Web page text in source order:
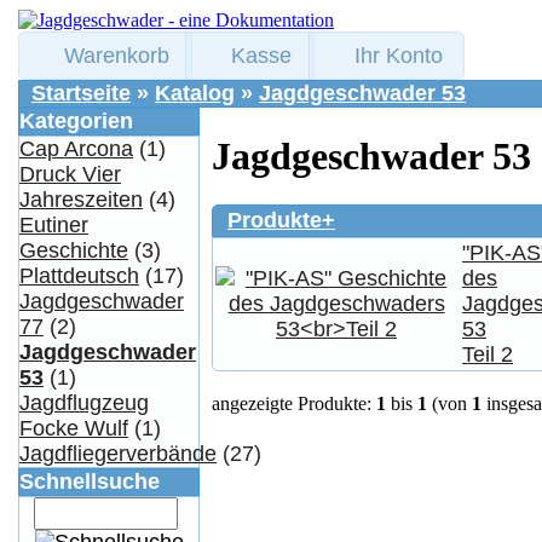
Warenkorb Kasse
Ihr Konto
Startseite » Katalog » Jagdgeschwader 53
Jagdgeschwader 53
Produkte+
"PIK-
des
53
Teil 2
angezeigte Produkte: 1 bis 1 (von 1
Kategorien
Cap Arcona (1)
Druck Vier
Jahreszeiten (4)
Eutiner
Geschichte (3)
Plattdeutsch (17)
Jagdgeschwader
77 (2)
Jagdgeschwader
53 (1)
Jagdflugzeug
Focke Wulf (1)
Jagdfliegerverbände (27)
Schnellsuche